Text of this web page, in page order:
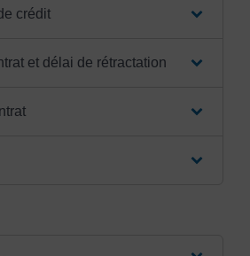
crédit
et délai de rétractation